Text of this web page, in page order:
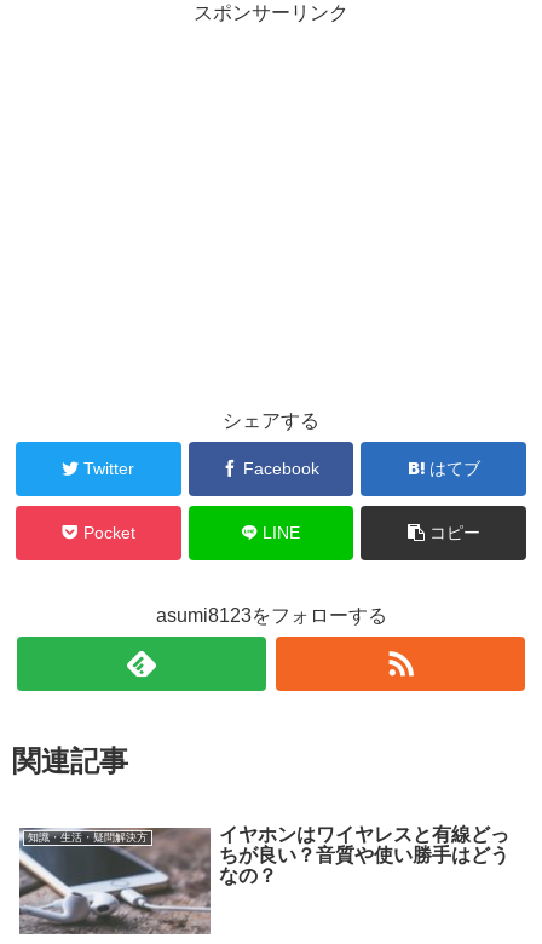
スポンサーリンク
シェアする
Twitter Facebook はてブ
Pocket LINE コピー
asumi8123をフォローする
関連記事
知識・生活・疑問解決方
イヤホンはワイヤレスと有線どっ
ちが良い？音質や使い勝手はどう
なの？